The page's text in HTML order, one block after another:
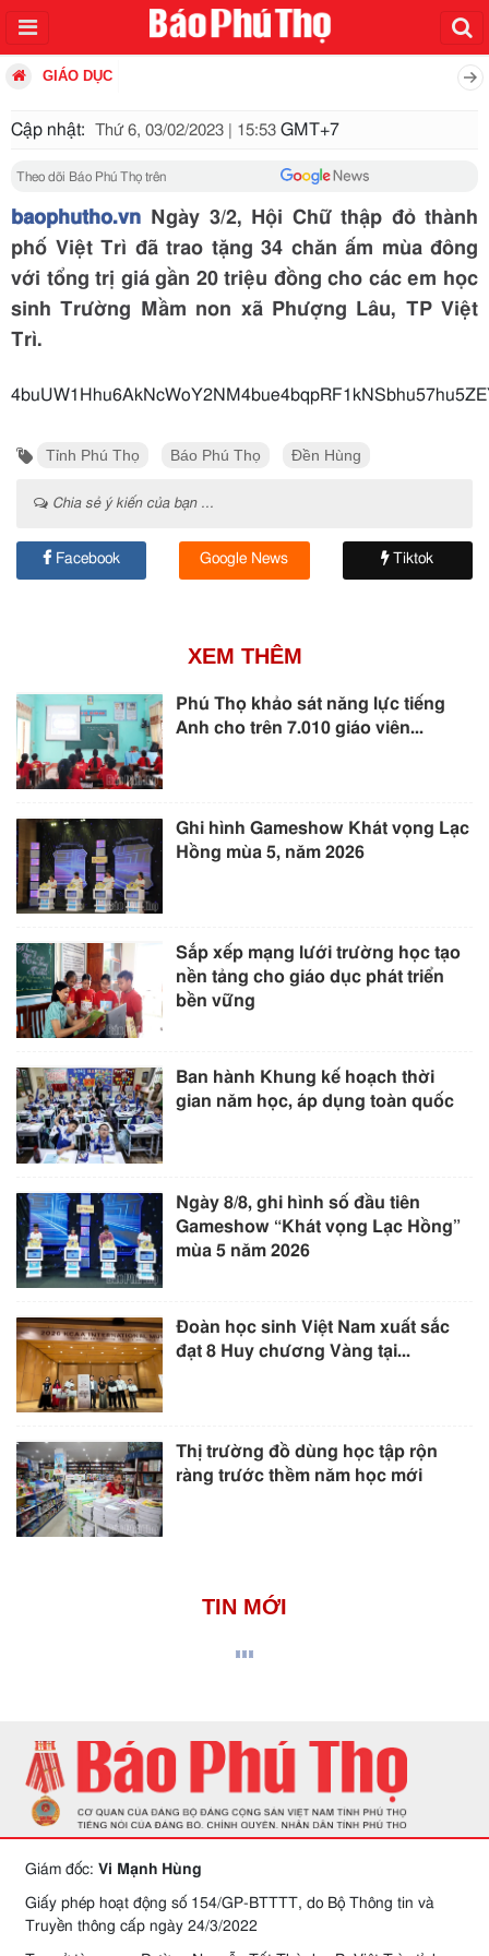
GIÁO DỤC
Cập nhật: Thứ 6, 03/02/2023 | 15:53 GMT+7
Theo dõi Báo Phú Thọ trên
baophutho.vn Ngày 3/2, Hội Chữ thập đỏ thành
phố Việt Trì đã trao tặng 34 chăn ấm mùa đông
với tổng trị giá gần 20 triệu đồng cho các em học
sinh Trường Mầm non xã Phượng Lâu, TP Việt
Trì.
Tỉnh Phú Thọ Báo Phú Thọ Đền Hùng
Chia sẻ ý kiến của bạn ...
Facebook Google News Tiktok
XEM THÊM
Phú Thọ khảo sát năng lực tiếng
Anh cho trên 7.010 giáo viên...
Ghi hình Gameshow Khát vọng Lạc
Hồng mùa 5, năm 2026
Sắp xếp mạng lưới trường học tạo
nền tảng cho giáo dục phát triển
bền vững
Ban hành Khung kế hoạch thời
gian năm học, áp dụng toàn quốc
Ngày 8/8, ghi hình số đầu tiên
Gameshow “Khát vọng Lạc Hồng”
mùa 5 năm 2026
Đoàn học sinh Việt Nam xuất sắc
đạt 8 Huy chương Vàng tại...
Thị trường đồ dùng học tập rộn
ràng trước thềm năm học mới
TIN MỚI
Giám đốc: Vi Mạnh Hùng
Giấy phép hoạt động số 154/GP-BTTTT, do Bộ Thông tin và
Truyền thông cấp ngày 24/3/2022